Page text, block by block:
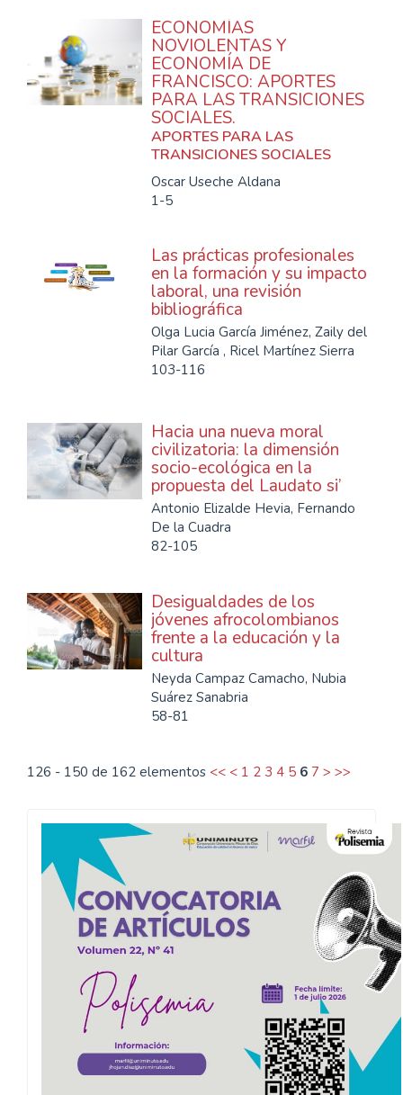
ECONOMÍAS
NOVIOLENTAS Y
ECONOMÍA DE
FRANCISCO: APORTES
PARA LAS TRANSICIONES
SOCIALES.
APORTES PARA LAS
TRANSICIONES SOCIALES
Oscar Useche Aldana
1-5
Las prácticas profesionales
en la formación y su impacto
laboral, una revisión
bibliográfica
Olga Lucia García Jiménez, Zaily del
Pilar García , Ricel Martínez Sierra
103-116
Hacia una nueva moral
civilizatoria: la dimensión
socio-ecológica en la
propuesta del Laudato si’
Antonio Elizalde Hevia, Fernando
De la Cuadra
82-105
Desigualdades de los
jóvenes afrocolombianos
frente a la educación y la
cultura
Neyda Campaz Camacho, Nubia
Suárez Sanabria
58-81
126 - 150 de 162 elementos << < 1 2 3 4 5 6 7 > >>
Convocatoria
Polisemia
2026